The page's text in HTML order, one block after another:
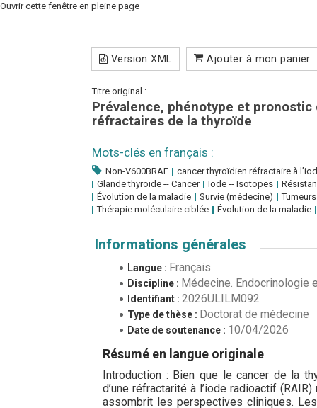
Ouvrir cette fenêtre en pleine page
Version XML Ajouter à mon panier
Titre original :
Prévalence, phénotype et pronostic
réfractaires de la thyroïde
Mots-clés en français :
Non-V600BRAF
cancer thyroïdien réfractaire à
Glande thyroïde -- Cancer
Iode -- Isotopes
Évolution de la maladie
Survie (médecine)
Thérapie moléculaire ciblée
Évolution de la maladie
Informations générales
Langue : Français
Discipline : Médecine. Endocrinologie
Identifiant : 2026ULILM092
Type de thèse : Doctorat de médecine
Date de soutenance : 10/04/2026
Résumé en langue originale
Introduction : Bien que le cancer de la
d’une réfractarité à l’iode radioactif
assombrit les perspectives cliniques.